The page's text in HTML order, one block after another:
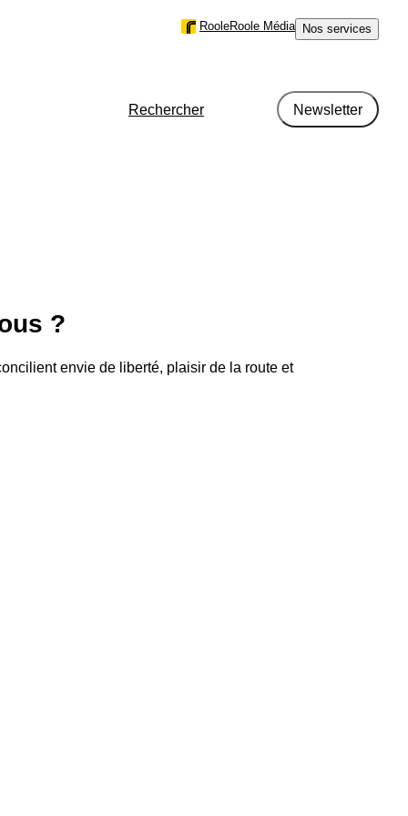
RooleRoole Média Nos services
Rechercher Newsletter
?
envie de liberté, plaisir de la route et